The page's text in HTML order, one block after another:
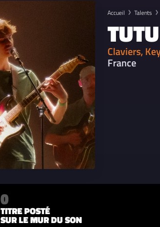
Accueil Talents
Claviers,
France
0
TITRE POSTÉ
SUR LE MUR DU SON